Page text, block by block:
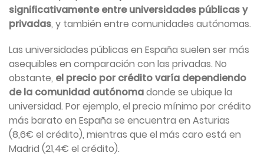
significativamente entre universidades públicas y
privadas, y también entre comunidades autónomas.
Las universidades públicas en España suelen ser más
asequibles en comparación con las privadas. No
obstante, el precio por crédito varía dependiendo
de la comunidad autónomadonde se ubique la
universidad. Por ejemplo, el precio mínimo por crédito
más barato en España se encuentra en Asturias
(8,6€ el crédito), mientras que el más caro está en
Madrid (21,4€ el crédito).